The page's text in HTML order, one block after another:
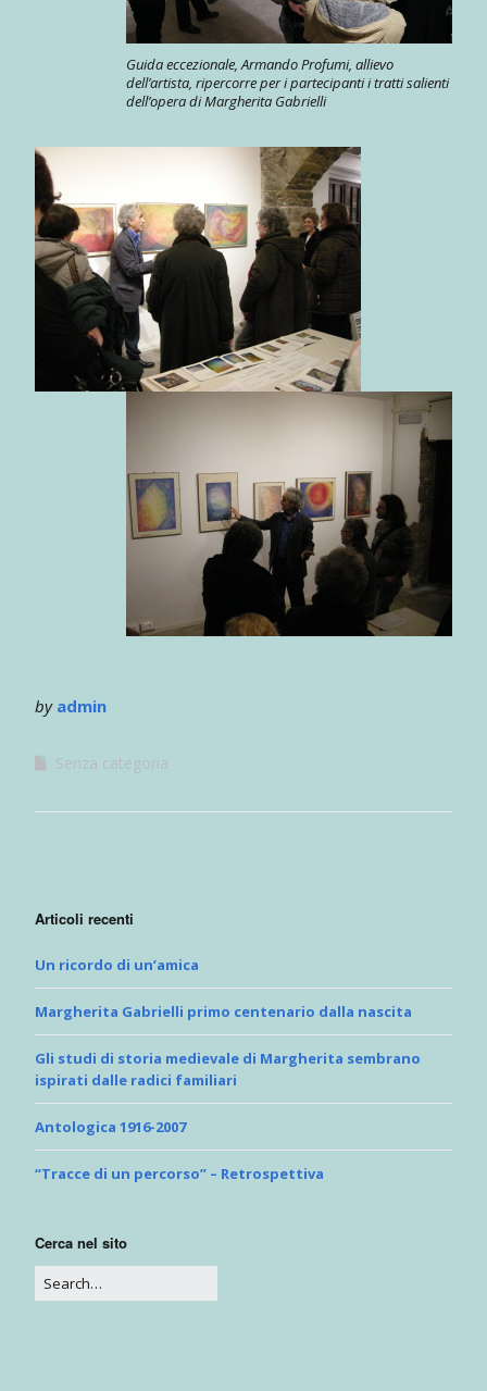
Guida eccezionale, Armando Profumi, allievo
dell’artista, ripercorre per i partecipanti i tratti salienti
dell’opera di Margherita Gabrielli
by admin
Senza categoria
Articoli recenti
Un ricordo di un’amica
Margherita Gabrielli primo centenario dalla nascita
Gli studi di storia medievale di Margherita sembrano
ispirati dalle radici familiari
Antologica 1916-2007
“Tracce di un percorso” – Retrospettiva
Cerca nel sito